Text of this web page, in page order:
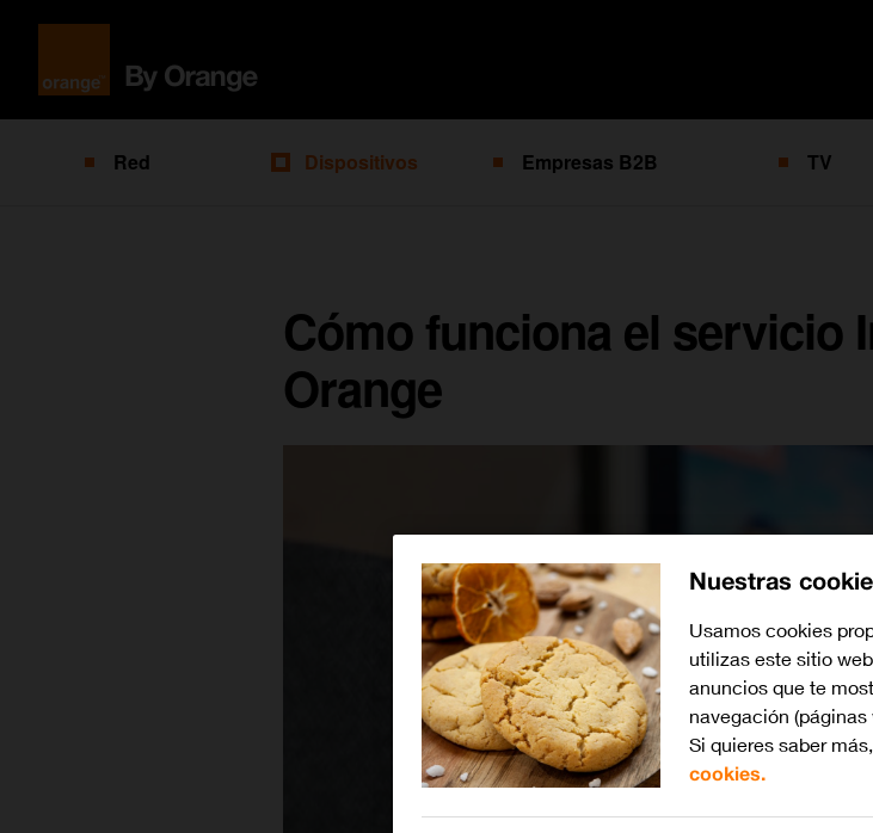
Red Dispositivos Empresas B2B TV
Cómo funciona el servicio
Orange
Nuestras
Usamos cookies
utilizas este sitio
anuncios que te
navegación
Si quieres saber
cookies.